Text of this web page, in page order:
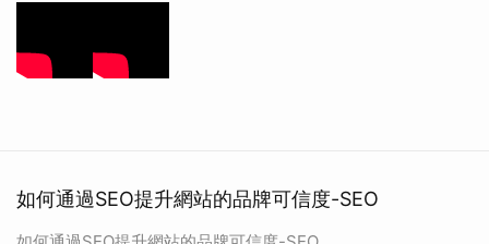
如何通過SEO提升網站的品牌可信度-SEO